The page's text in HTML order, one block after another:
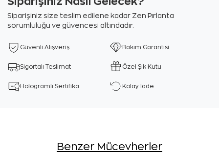
Siparişiniz size teslim edilene kadar Zen Pırlanta
sorumluluğu ve güvencesi altındadır.
Güvenli Alışveriş Bakım Garantisi
Sigortalı Teslimat Özel Şık Kutu
Hologramlı Sertifika Kolay İade
Benzer Mücevherler